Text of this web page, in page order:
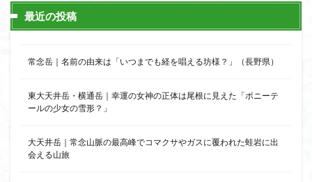
最近の投稿
常念岳｜名前の由来は「いつまでも経を唱える坊様？」（長野県）
東大天井岳・横通岳｜幸運の女神の正体は尾根に見えた「ポニーテ
ールの少女の雪形？」
大天井岳｜常念山脈の最高峰でコマクサやガスに覆われた蛙岩に出
会える山旅